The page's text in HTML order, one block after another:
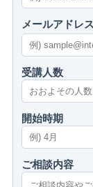
メールアドレス
受講人数
開始時期
ご相談内容